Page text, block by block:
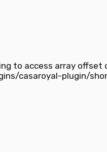
to access array offset
casaroyal-plugin/